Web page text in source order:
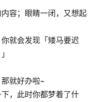
容；眼睛一闭，又想起
就会发现「矮马要迟
就好办啦~
，此时你都梦着了什